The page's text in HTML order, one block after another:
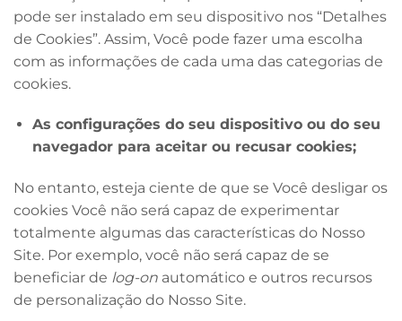
pode ser instalado em seu dispositivo nos “Detalhes
de Cookies”. Assim, Você pode fazer uma escolha
com as informações de cada uma das categorias de
cookies.
As configurações do seu dispositivo ou do seu
navegador para aceitar ou recusar cookies;
No entanto, esteja ciente de que se Você desligar os
cookies Você não será capaz de experimentar
totalmente algumas das características do Nosso
Site. Por exemplo, você não será capaz de se
beneficiar de log-on automático e outros recursos
de personalização do Nosso Site.